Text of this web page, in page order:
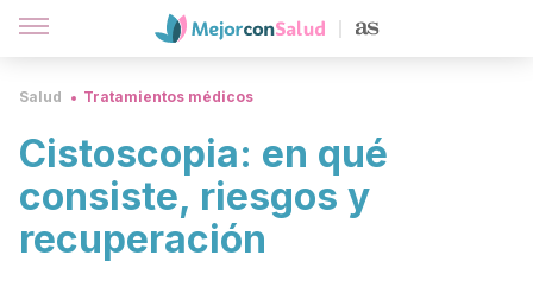
Salud Tratamientos médicos
Cistoscopia: en qué
consiste, riesgos y
recuperación